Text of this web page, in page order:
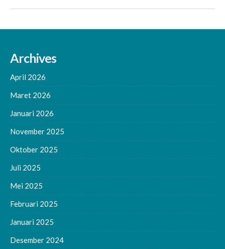
Archives
April 2026
Maret 2026
Januari 2026
November 2025
Oktober 2025
Juli 2025
Mei 2025
Februari 2025
Januari 2025
Desember 2024